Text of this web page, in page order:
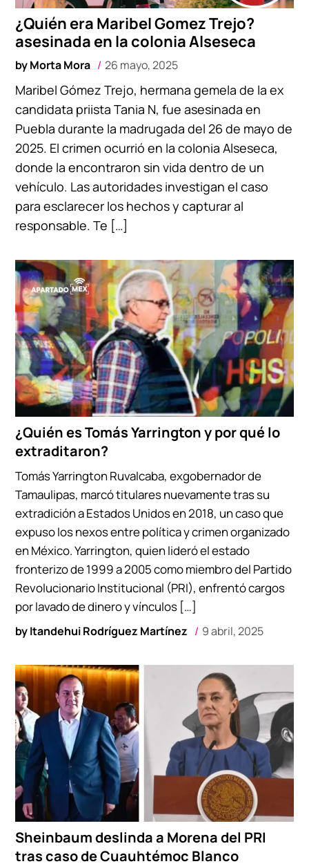
¿Quién era Maribel Gomez Trejo?
asesinada en la colonia Alseseca
byMorta Mora 26 mayo, 2025
Maribel Gómez Trejo, hermana gemela de la ex
candidata priista Tania N, fue asesinada en
Puebla durante la madrugada del 26 de mayo de
2025. El crimen ocurrió en la colonia Alseseca,
donde la encontraron sin vida dentro de un
vehículo. Las autoridades investigan el caso
para esclarecer los hechos y capturar al
responsable. Te […]
¿Quién es Tomás Yarrington y por qué lo
extraditaron?
byItandehui Rodríguez Martínez 9 abril, 2025
Tomás Yarrington Ruvalcaba, exgobernador de
Tamaulipas, marcó titulares nuevamente tras su
extradición a Estados Unidos en 2018, un caso que
expuso los nexos entre política y crimen organizado
en México. Yarrington, quien lideró el estado
fronterizo de 1999 a 2005 como miembro del Partido
Revolucionario Institucional (PRI), enfrentó cargos
por lavado de dinero y vínculos […]
Sheinbaum deslinda a Morena del PRI
tras caso de Cuauhtémoc Blanco